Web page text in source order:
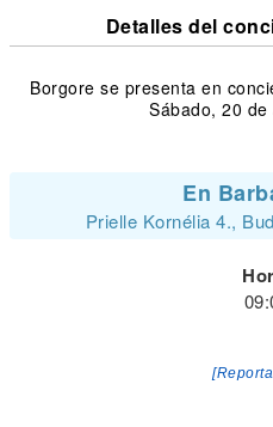
Detalles del
Borgore se presenta en
Sábado, 20
En
Prielle Kornélia 4.,